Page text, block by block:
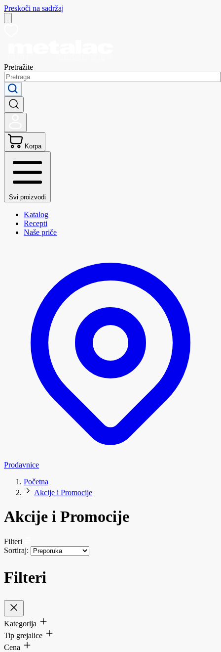
Preskoči na sadržaj
Pretražite
Korpa
Svi proizvodi
Katalog
Recepti
Naše priče
Prodavnice
Početna
Akcije i Promocije
Akcije i Promocije
Filteri
Sortiraj:
Filteri
Kategorija
Tip grejalice
Cena